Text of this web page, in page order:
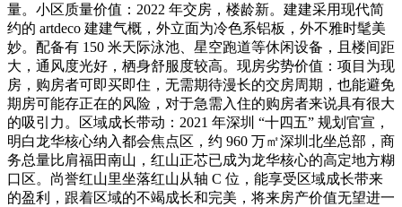
量。小区质量价值：2022 年交房，楼龄新。建建采用现代简
约的 artdeco 建建气概，外立面为冷色系铝板，外不雅时髦美
妙。配备有 150 米天际泳池、星空跑道等休闲设备，且楼间距
大，通风度光好，栖身舒服度较高。现房劣势价值：项目为现
房，购房者可即买即住，无需期待漫长的交房周期，也能避免
期房可能存正在的风险，对于急需入住的购房者来说具有很大
的吸引力。区域成长带动：2021 年深圳 “十四五” 规划官宣，
明白龙华核心纳入都会焦点区，约 960 万㎡深圳北坐总部，商
务总量比肩福田南山，红山正芯已成为龙华核心的高定地方糊
口区。尚誉红山里坐落红山从轴 C 位，能享受区域成长带来
的盈利，跟着区域的不竭成长和完美，将来房产价值无望进一